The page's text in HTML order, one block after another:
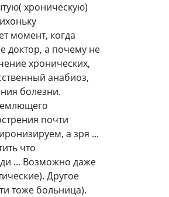
хроническую)
момент, когда
доктор, а почему не
хронических,
анабиоз,
болезни.
почти
а зря ...
что
... Возможно даже
Другое
тоже больница).